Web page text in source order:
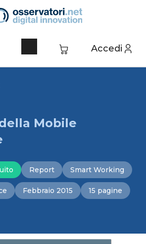
Accedi
Mobile
Report Smart Working
Febbraio 2015 15 pagine